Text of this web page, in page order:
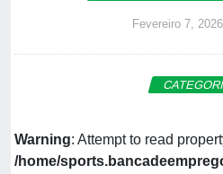
Fevereiro 7,
Warning: Attempt to read
/home/